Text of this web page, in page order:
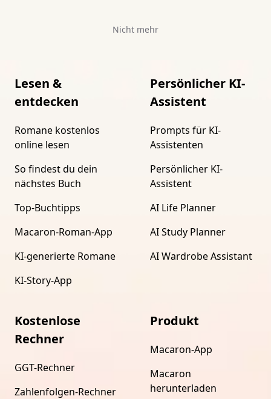
Nicht mehr
Lesen &
entdecken
Romane kostenlos
online lesen
So findest du dein
nächstes Buch
Top-Buchtipps
Macaron-Roman-App
KI-generierte Romane
KI-Story-App
Persönlicher KI-
Assistent
Prompts für KI-
Assistenten
Persönlicher KI-
Assistent
AI Life Planner
AI Study Planner
AI Wardrobe Assistant
Kostenlose
Rechner
GGT-Rechner
Zahlenfolgen-Rechner
Produkt
Macaron-App
Macaron
herunterladen